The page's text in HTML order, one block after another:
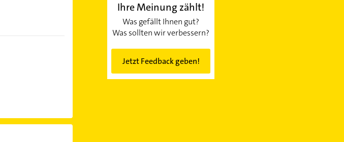
Ihre Meinung zählt!
Was gefällt Ihnen gut?
Was sollten wir verbessern?
Jetzt Feedback geben!